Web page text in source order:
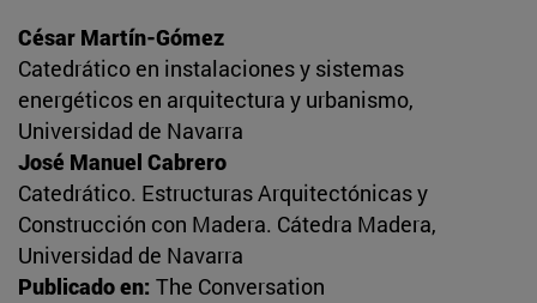
César Martín-Gómez
Catedrático en instalaciones y sistemas
energéticos en arquitectura y urbanismo,
Universidad de Navarra
José Manuel Cabrero
Catedrático. Estructuras Arquitectónicas y
Construcción con Madera. Cátedra Madera,
Universidad de Navarra
Publicado en: The Conversation